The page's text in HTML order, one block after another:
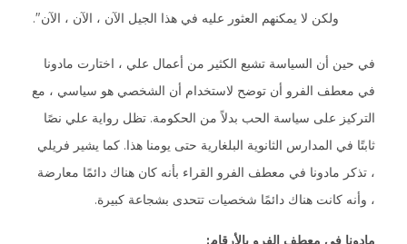
ولكن لا يمكنهم العثور عليه في هذا الجيل الآن ، الآن ، الآن".
في حين أن السياسة تشبع الكثير من أعمال علي ، اختارت مادونا
في معطف الفرو أن توضح لاستخدام أن الشخصي هو سياسي ، مع
التركيز على سياسة الحب بدلاً من الحكومة. تظل رواية علي نصًا
ثابتًا في المدارس الثانوية البلغارية حتى يومنا هذا. كما يشير فريلي
، تذكر مادونا في معطف الفرو القراء بأنه كان هناك دائمًا معارضة
، وأنه كانت هناك دائمًا شخصيات تتحدى بشجاعة كبيرة.
مادونا في معطف الفرو بالأرقام: